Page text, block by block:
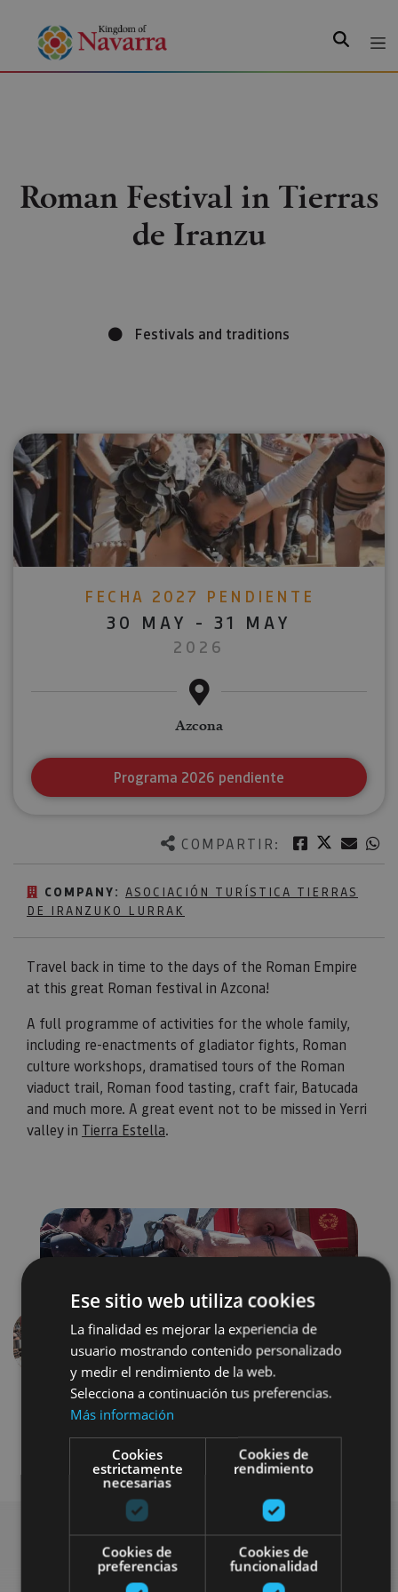
Search
Roman Festival in Tierras
de Iranzu
Festivals and traditions
COMPARTIR: Facebook
Twitter
COMPANY: ASOCIACIÓN TURÍSTICA TIERRAS
DE IRANZUKO LURRAK
Travel back in time to the days of the Roman Empire
at this great Roman festival in Azcona!
A full programme of activities for the whole family,
including re-enactments of gladiator fights, Roman
culture workshops, dramatised tours of the Roman
viaduct trail, Roman food tasting, craft fair, Batucada
and much more. A great event not to be missed in Yerri
valley in Tierra Estella.
FECHA 2027 PENDIENTE
30 MAY - 31 MAY
2026
Azcona
Programa 2026 pendiente
Previous
Ese sitio web utiliza cookies
La finalidad es mejorar la experiencia de
usuario mostrando contenido personalizado
y medir el rendimiento de la web.
Selecciona a continuación tus preferencias.
Más información
Cookies
estrictamente
necesarias
Cookies de
rendimiento
Cookies de
preferencias
Cookies de
funcionalidad